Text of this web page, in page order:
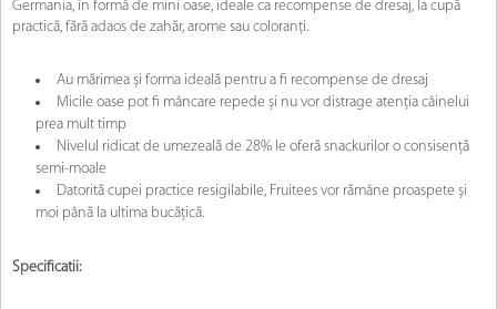
Germania, în formă de mini oase, ideale ca recompense de dresaj, la cupă
practică, fără adaos de zahăr, arome sau coloranți.
Au mărimea și forma ideală pentru a fi recompense de dresaj
Micile oase pot fi mâncare repede și nu vor distrage atenția câinelui
prea mult timp
Nivelul ridicat de umezeală de 28% le oferă snackurilor o consisență
semi-moale
Datorită cupei practice resigilabile, Fruitees vor rămâne proaspete și
moi până la ultima bucățică.
Specificatii: